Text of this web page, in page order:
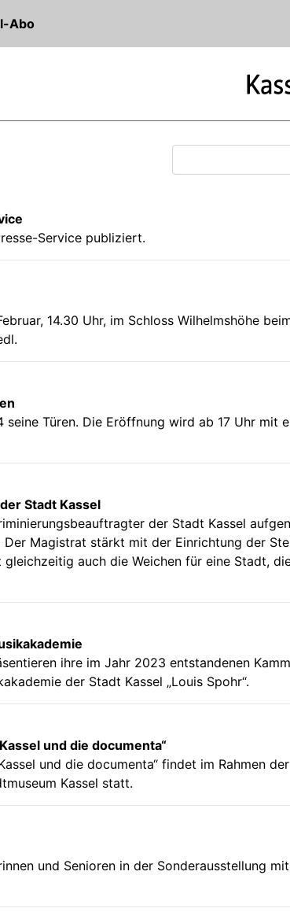
Abo
Service publiziert.
14.30 Uhr, im Schloss Wilhelmshöhe
Türen. Die Eröffnung wird ab 17 Uhr mit
Stadt Kassel
der Stadt Kassel
Magistrat stärkt mit der Einrichtung der
auch die Weichen für eine Stadt,
ihre im Jahr 2023 entstandenen
der Stadt Kassel „Louis Spohr“.
und die documenta“
und die documenta“ findet im Rahmen
Kassel statt.
und Senioren in der Sonderausstellung